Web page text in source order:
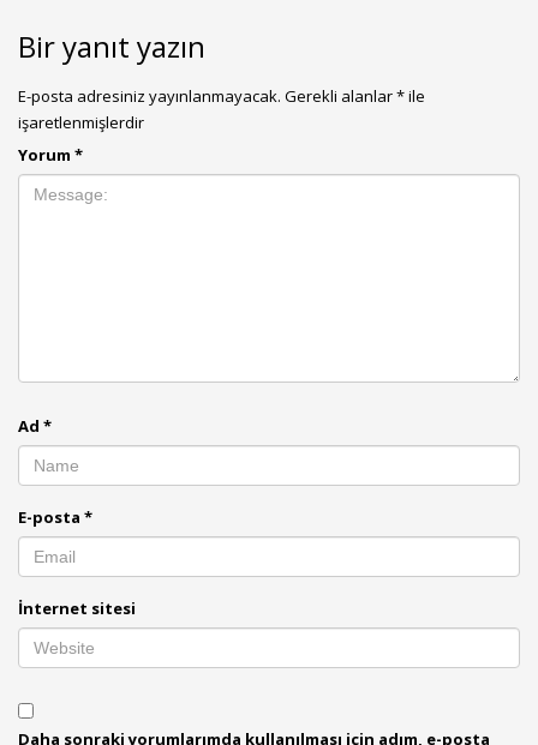
Bir yanıt yazın
E-posta adresiniz yayınlanmayacak. Gerekli alanlar*ile
işaretlenmişlerdir
Yorum *
Ad *
E-posta *
İnternet sitesi
Daha sonraki yorumlarımda kullanılması için adım, e-posta